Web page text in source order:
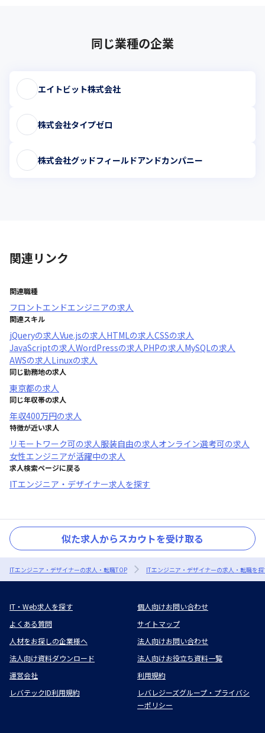
同じ業種の企業
エイトビット株式会社
株式会社タイプゼロ
株式会社グッドフィールドアンドカンパニー
関連リンク
関連職種
フロントエンドエンジニアの求人
関連スキル
jQueryの求人Vue.jsの求人HTMLの求人CSSの求人
JavaScriptの求人WordPressの求人PHPの求人MySQLの求人
AWSの求人Linuxの求人
同じ勤務地の求人
東京都の求人
同じ年収帯の求人
年収400万円の求人
特徴が近い求人
リモートワーク可の求人服装自由の求人オンライン選考可の求人
女性エンジニアが活躍中の求人
求人検索ページに戻る
ITエンジニア・デザイナー求人を探す
似た求人からスカウトを受け取る
ITエンジニア・デザイナーの求人・転職TOP ITエンジニア・デザイナーの求人・転職を
IT・Web求人を探す
個人向けお問い合わせ
よくある質問
サイトマップ
人材をお探しの企業様へ
法人向けお問い合わせ
法人向け資料ダウンロード
法人向けお役立ち資料一覧
運営会社
利用規約
レバテックID利用規約
レバレジーズグループ・プライバシ
ーポリシー